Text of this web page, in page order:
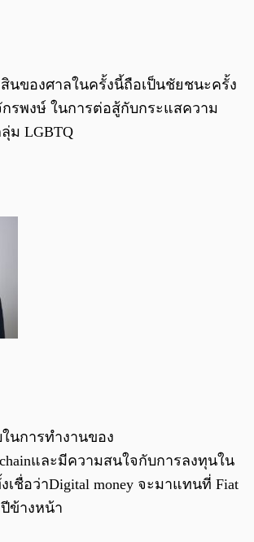
นของศาลในครั้งนี้ถือเป็นชัยชนะครั้ง
รพงษ์ ในการต่อสู้กับกระแสความ
ม LGBTQ
นการทำงานของ
และมีความสนใจกับการลงทุนใน
เชื่อว่าDigital money จะมาแทนที่ Fiat
ข้างหน้า